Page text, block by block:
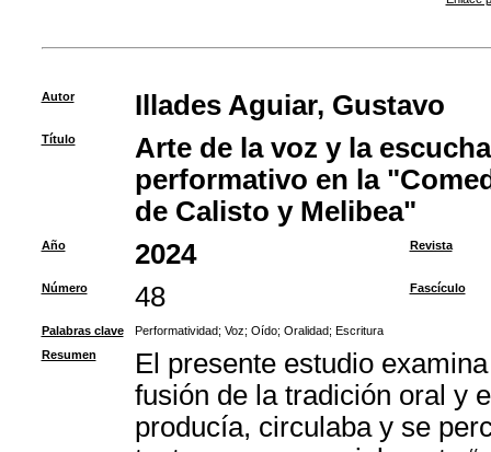
Autor Illades Aguiar, Gustavo
Título
Arte de la voz y la
performativo en la
de Calisto y Melibea"
Año 2024 Revista
Número 48 Fascículo
Palabras clave Performatividad; Voz; Oído; Oralidad; Escritura
Resumen
El presente estudio
fusión de la tradición oral y
producía, circulaba y se